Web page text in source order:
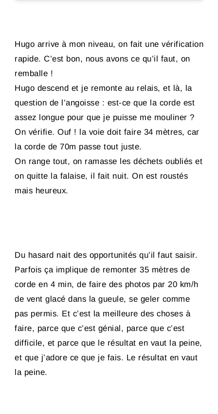
Hugo arrive à mon niveau, on fait une vérification
rapide. C’est bon, nous avons ce qu’il faut, on
remballe !
Hugo descend et je remonte au relais, et là, la
question de l’angoisse : est-ce que la corde est
assez longue pour que je puisse me mouliner ?
On vérifie. Ouf ! la voie doit faire 34 mètres, car
la corde de 70m passe tout juste.
On range tout, on ramasse les déchets oubliés et
on quitte la falaise, il fait nuit. On est roustés
mais heureux.
Du hasard nait des opportunités qu’il faut saisir.
Parfois ça implique de remonter 35 mètres de
corde en 4 min, de faire des photos par 20 km/h
de vent glacé dans la gueule, se geler comme
pas permis. Et c’est la meilleure des choses à
faire, parce que c’est génial, parce que c’est
difficile, et parce que le résultat en vaut la peine,
et que j’adore ce que je fais. Le résultat en vaut
la peine.